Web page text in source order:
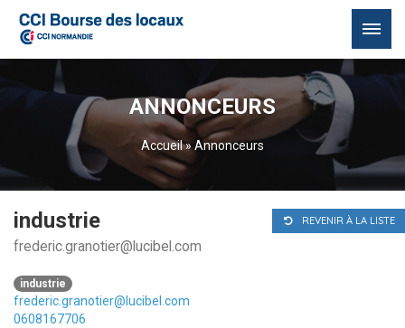
ANNONCEURS
Accueil»Annonceurs
REVENIR À LA LISTE
industrie
frederic.granotier@lucibel.com
industrie
frederic.granotier@lucibel.com
0608167706